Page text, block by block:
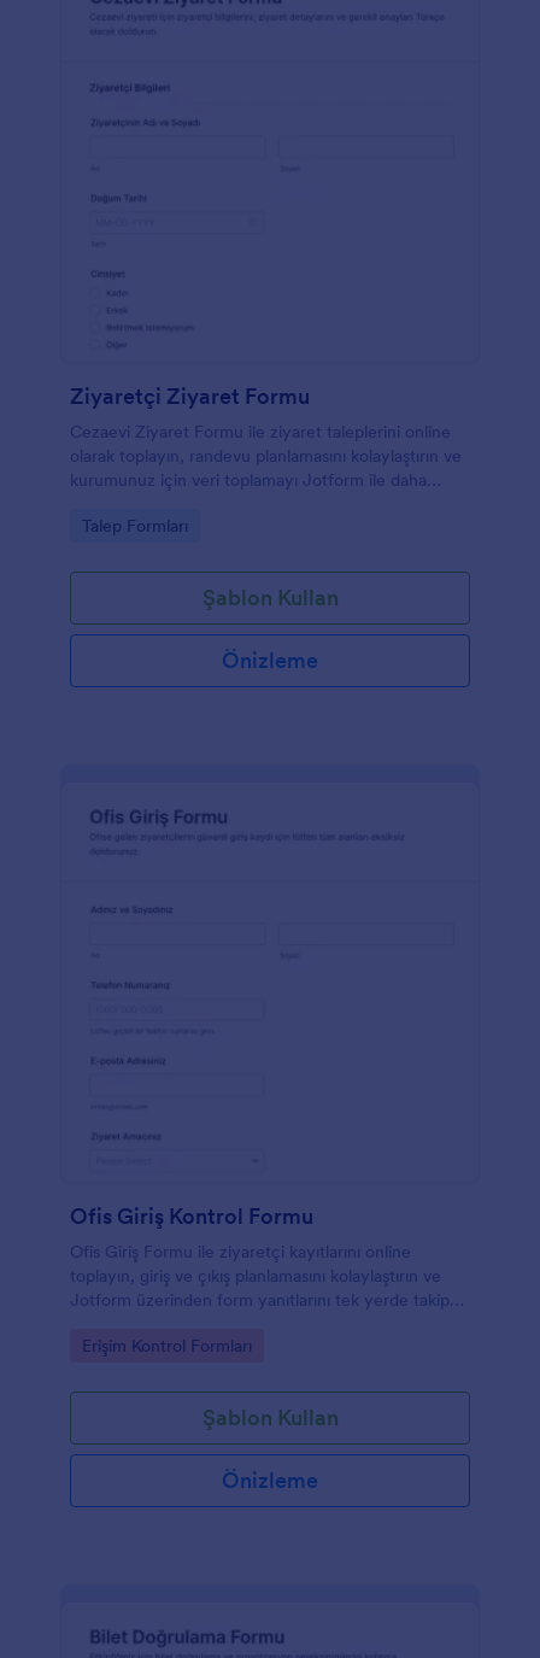
Ziyaretçi Ziyaret Formu
Cezaevi Ziyaret Formu ile ziyaret taleplerini online
olarak toplayın, randevu planlamasını kolaylaştırın ve
kurumunuz için veri toplamayı Jotform ile daha
Go to Category:
Talep Formları
Şablon Kullan
Önizleme
Ofis Giriş Kontrol Formu
Ofis Giriş Formu ile ziyaretçi kayıtlarını online
toplayın, giriş ve çıkış planlamasını kolaylaştırın ve
Jotform üzerinden form yanıtlarını tek yerde takip
Go to Category:
Erişim Kontrol Formları
Şablon Kullan
Önizleme